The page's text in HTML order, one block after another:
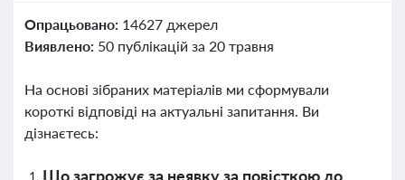
Опрацьовано: 14627 джерел
Виявлено: 50 публікацій за 20 травня
На основі зібраних матеріалів ми сформували
короткі відповіді на актуальні запитання. Ви
дізнаєтесь:
Що загрожує за неявку за повісткою до